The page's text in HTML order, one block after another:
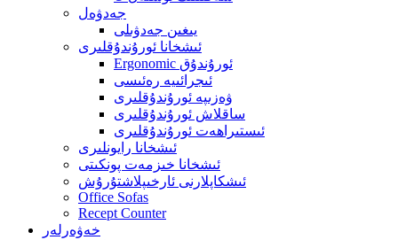
جەدۋەل
يىغىن جەدۋىلى
ئىشخانا ئورۇندۇقلىرى
Ergonomic ئورۇندۇق
ئىجرائىيە رەئىسى
ۋەزىپە ئورۇندۇقلىرى
ساقلاش ئورۇندۇقلىرى
ئىستىراھەت ئورۇندۇقلىرى
ئىشخانا رايونلىرى
ئىشخانا خىزمەت پونكىتى
ئىشكاپلارنى ئارخىپلاشتۇرۇش
Office Sofas
Recept Counter
خەۋەرلەر